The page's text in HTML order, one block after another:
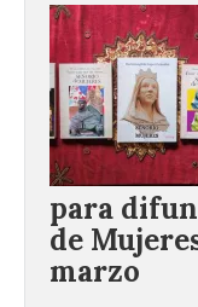
para
de
marzo